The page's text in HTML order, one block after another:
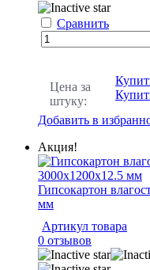
Сравнить
Цена за
штуку:
Добавить в
Акция!
Гипсокартон
мм
Артикул товара
0 отзывов